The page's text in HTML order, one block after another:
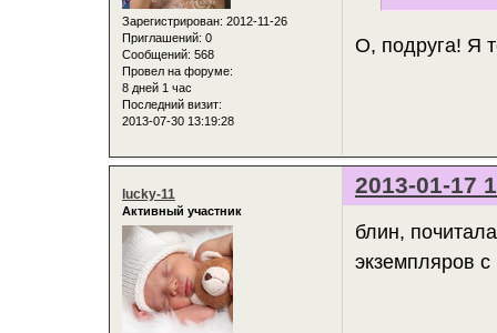
Зарегистрирован: 2012-11-26
Приглашений: 0
Сообщений: 568
Провел на форуме:
8 дней 1 час
Последний визит:
2013-07-30 13:19:28
О, подруга! Я
2013-01-17
lucky-11
Активный участник
блин,
экземпляров